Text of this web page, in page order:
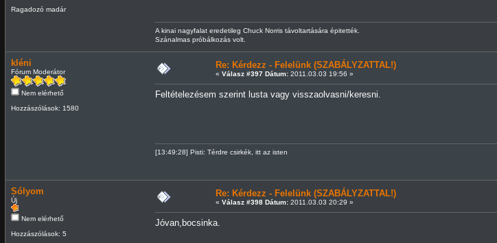
Ragadozó madár
A kinai nagyfalat eredetileg Chuck Norris távoltartására épitették.
Szánalmas próbálkozás volt.
kléni
Fórum Moderátor
Nem elérhető
Hozzászólások: 1580
Re: Kérdezz - Felelünk (SZABÁLYZATTAL!)
« Válasz #397 Dátum:2011.03.03 19:56 »
Feltételezésem szerint lusta vagy visszaolvasni/keresni.
[13:49:28] Pisti: Térdre csirkék, itt az isten
Sólyom
Új
Nem elérhető
Hozzászólások: 5
Re: Kérdezz - Felelünk (SZABÁLYZATTAL!)
« Válasz #398 Dátum:2011.03.03 20:29 »
Jóvan,bocsinka.